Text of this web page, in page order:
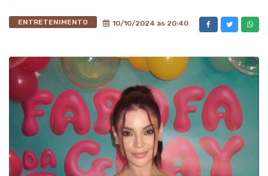
ENTRETENIMENTO 10/10/2024 às 20:40